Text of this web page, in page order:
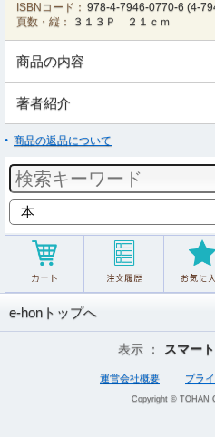
ISBNコード： 978-4-7946-0770-6 (4-
頁数・縦：
３１３Ｐ ２１ｃｍ
商品の内容
著者紹介
商品の返品について
e-honトップへ
表示 ： スマー
運営会社概要 プラ
Copyright © TOHAN